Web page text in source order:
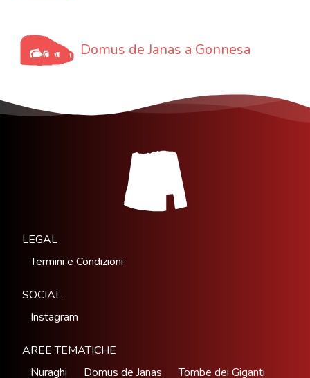
Domus de Janas a Gonnesa
LEGAL
Termini e Condizioni
SOCIAL
Instagram
AREE TEMATICHE
Nuraghi
Domus de Janas Tombe dei Giganti